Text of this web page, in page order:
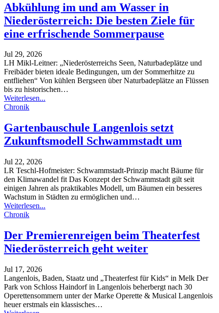
Abkühlung im und am Wasser in
Niederösterreich: Die besten Ziele für
eine erfrischende Sommerpause
Jul 29, 2026
LH Mikl-Leitner: „Niederösterreichs Seen, Naturbadeplätze und
Freibäder bieten ideale Bedingungen, um der Sommerhitze zu
entfliehen“ Von kühlen Bergseen über Naturbadeplätze an Flüssen
bis zu historischen…
Weiterlesen...
Chronik
Gartenbauschule Langenlois setzt
Zukunftsmodell Schwammstadt um
Jul 22, 2026
LR Teschl-Hofmeister: Schwammstadt-Prinzip macht Bäume für
den Klimawandel fit Das Konzept der Schwammstadt gilt seit
einigen Jahren als praktikables Modell, um Bäumen ein besseres
Wachstum in Städten zu ermöglichen und…
Weiterlesen...
Chronik
Der Premierenreigen beim Theaterfest
Niederösterreich geht weiter
Jul 17, 2026
Langenlois, Baden, Staatz und „Theaterfest für Kids“ in Melk Der
Park von Schloss Haindorf in Langenlois beherbergt nach 30
Operettensommern unter der Marke Operette & Musical Langenlois
heuer erstmals ein klassisches…